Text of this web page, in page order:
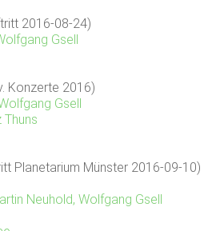
2016-08-24)
Gsell
Konzerte 2016)
Gsell
Thuns
Planetarium Münster 2016-09-10)
Neuhold, Wolfgang Gsell